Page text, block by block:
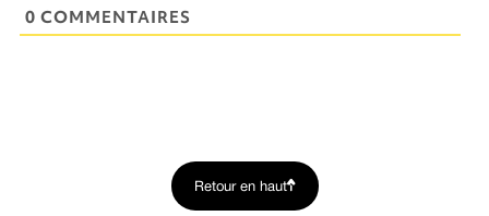
0 COMMENTAIRES
Retour en haut